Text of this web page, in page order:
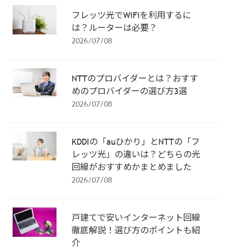
フレッツ光でWiFiを利用するに
は？ルーターは必要？
2026/07/08
NTTのプロバイダーとは？おすす
めのプロバイダーの選び方3選
2026/07/08
KDDIの「auひかり」とNTTの「フ
レッツ光」の違いは？どちらの光
回線がおすすめかまとめました
2026/07/08
戸建てで安いインターネット回線
徹底解説！選び方のポイントも紹
介